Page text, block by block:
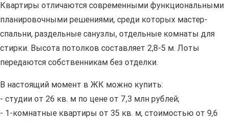
Квартиры отличаются современными функциональными
планировочными решениями, среди которых мастер-
спальни, раздельные санузлы, отдельные комнаты для
стирки. Высота потолков составляет 2,8-5 м. Лоты
передаются собственникам без отделки.
В настоящий момент в ЖК можно купить:
- студии от 26 кв. м по цене от 7,3 млн рублей;
- 1-комнатные квартиры от 35 кв. м, стоимостью от 9,6